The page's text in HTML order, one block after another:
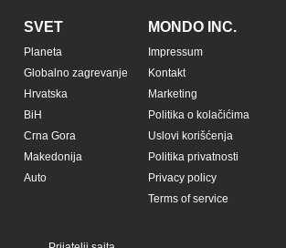
SVET
Planeta
Globalno zagrevanje
Hrvatska
BiH
Crna Gora
Makedonija
Auto
MONDO INC.
Impressum
Kontakt
Marketing
Politika o kolačićima
Uslovi korišćenja
Politika privatnosti
Privacy policy
Terms of service